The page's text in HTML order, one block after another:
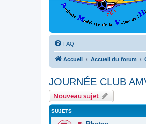
FAQ
Accueil Accueil du forum
JOURNÉE CLUB
Nouveau sujet
SUJETS